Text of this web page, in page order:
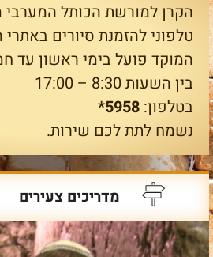
הקרן למורשת הכותל
טלפוני להזמנת סיורים באתרי
המוקד פועל בימי ראשון עד
בין השעות 8:30 – 17:00
בטלפון: 5958*
נשמח לתת לכם שירות.
מדריכים צעירים